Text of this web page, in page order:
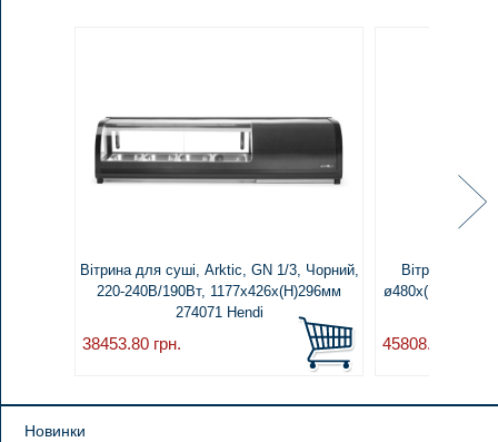
Вітрина для суші, Arktic, GN 1/3, Чорний,
220-240В/190Вт, 1177x426x(H)296мм
274071 Hendi
38453.80 грн.
Вітрина
ø480x(H)1030
45808.60
Новинки